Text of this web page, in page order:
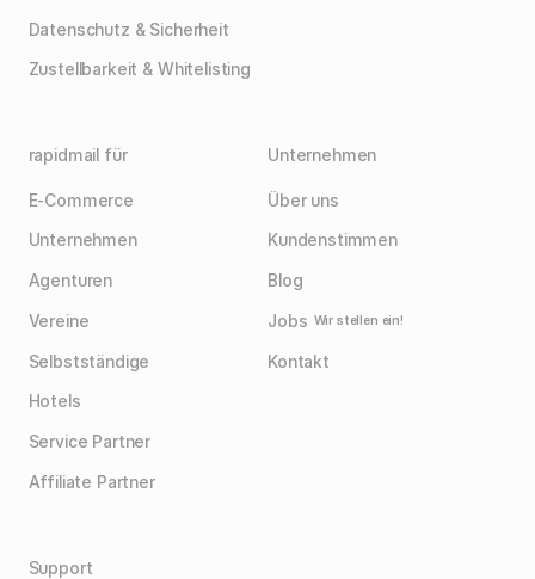
Datenschutz & Sicherheit
Zustellbarkeit & Whitelisting
rapidmail für
E-Commerce
Unternehmen
Agenturen
Vereine
Selbstständige
Hotels
Service Partner
Affiliate Partner
Unternehmen
Über uns
Kundenstimmen
Blog
Jobs Wir stellen ein!
Kontakt
Support